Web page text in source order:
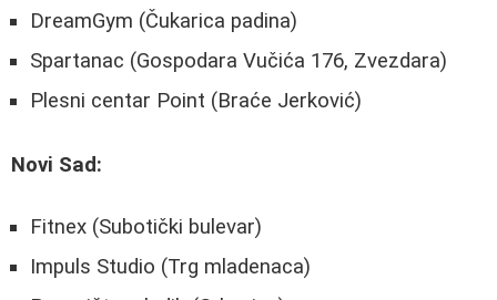
DreamGym (Čukarica padina)
Spartanac (Gospodara Vučića 176, Zvezdara)
Plesni centar Point (Braće Jerković)
Novi Sad:
Fitnex (Subotički bulevar)
Impuls Studio (Trg mladenaca)